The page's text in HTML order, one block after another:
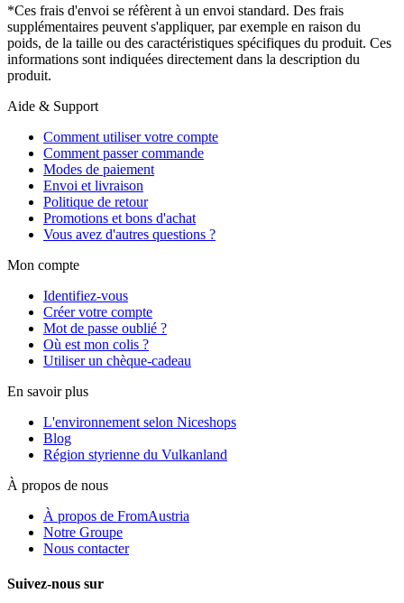
*Ces frais d'envoi se réfèrent à un envoi standard. Des frais
supplémentaires peuvent s'appliquer, par exemple en raison du
poids, de la taille ou des caractéristiques spécifiques du produit. Ces
informations sont indiquées directement dans la description du
produit.
Aide & Support
Comment utiliser votre compte
Comment passer commande
Modes de paiement
Envoi et livraison
Politique de retour
Promotions et bons d'achat
Vous avez d'autres questions ?
Mon compte
Identifiez-vous
Créer votre compte
Mot de passe oublié ?
Où est mon colis ?
Utiliser un chèque-cadeau
En savoir plus
L'environnement selon Niceshops
Blog
Région styrienne du Vulkanland
À propos de nous
À propos de FromAustria
Notre Groupe
Nous contacter
Suivez-nous sur